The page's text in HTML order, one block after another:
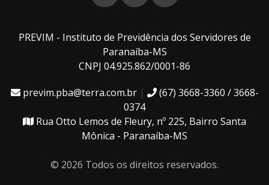
PREVIM - Instituto de Previdência dos Servidores de
Paranaíba-MS
CNPJ 04.925.862/0001-86
previm.pba@terra.com.br|
(67) 3668-3360 / 3668-
0374
Rua Otto Lemos de Fleury, nº 225, Bairro Santa
Mônica - Paranaíba-MS
© 2026 Todos os direitos reservados.